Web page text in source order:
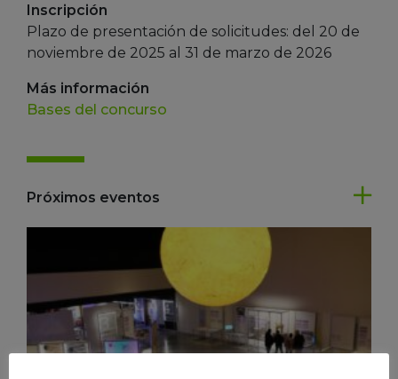
Inscripción
Plazo de presentación de solicitudes: del 20 de
noviembre de 2025 al 31 de marzo de 2026
Más información
Bases del concurso
Próximos eventos